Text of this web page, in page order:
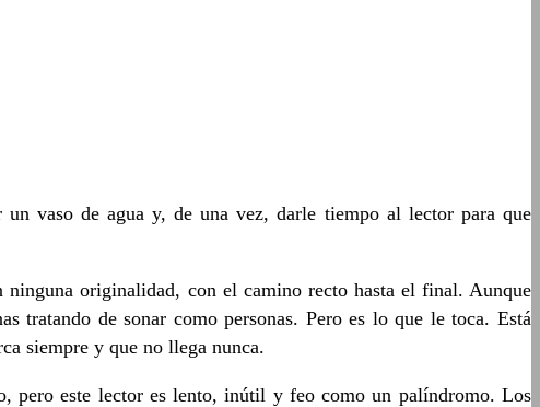
vaso de agua y, de una vez, darle tiempo al lector para que
originalidad, con el camino recto hasta el final. Aunque
tratando de sonar como personas. Pero es lo que le toca. Está
siempre y que no llega nunca.
pero este lector es lento, inútil y feo como un palíndromo. Los